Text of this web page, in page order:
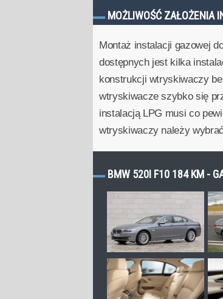
MOŻLIWOŚĆ ZAŁOŻENIA
Montaż instalacji gazowej
dostępnych jest kilka
konstrukcji wtryskiwaczy
wtryskiwacze szybko się
instalacją LPG musi co
wtryskiwaczy należy
BMW 520I F10 184 KM -